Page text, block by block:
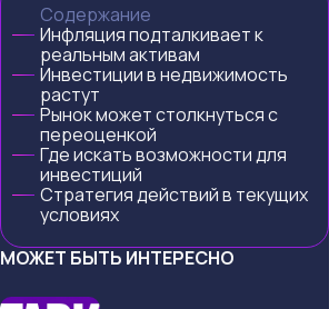
Содержание
Инфляция подталкивает к
реальным активам
Инвестиции в недвижимость
растут
Рынок может столкнуться с
переоценкой
Где искать возможности для
инвестиций
Стратегия действий в текущих
условиях
МОЖЕТ БЫТЬ ИНТЕРЕСНО